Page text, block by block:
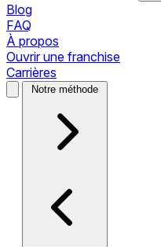
Blog
FAQ
À propos
Ouvrir une franchise
Carrières
Notre méthode